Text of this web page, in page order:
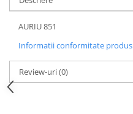
AURIU 851
Informatii conformitate produs
Review-uri(0)